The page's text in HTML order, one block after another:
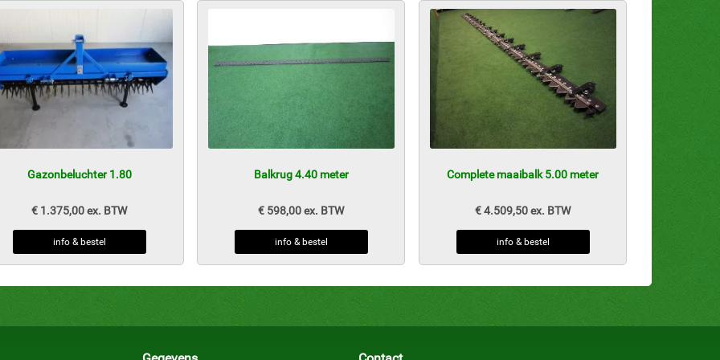
Gazonbeluchter 1.80
€ 1.375,00 ex. BTW
info & bestel
Balkrug 4.40 meter
€ 598,00 ex. BTW
info & bestel
Complete maaibalk 5.00 meter
€ 4.509,50 ex. BTW
info & bestel